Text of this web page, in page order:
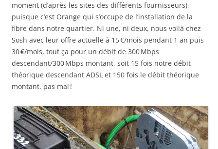
moment (d’après les sites des différents fournisseurs),
puisque c’est Orange qui s’occupe de l’installation de la
fibre dans notre quartier. Ni une, ni deux, nous voilà chez
Sosh avec leur offre actuelle à 15 €/mois pendant 1 an puis
30 €/mois, tout ça pour un débit de 300 Mbps
descendant/300 Mbps montant, soit 15 fois notre débit
théorique descendant ADSL et 150 fois le débit théorique
montant, pas mal !